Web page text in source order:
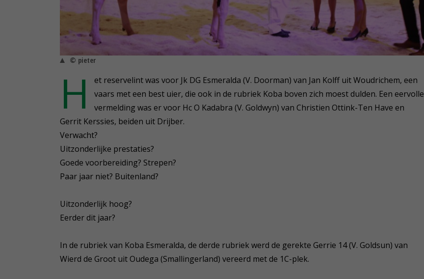
© pieter
H
et reservelint was voor Jk DG Esmeralda (V. Doorman) van Jan Kolff uit Woudrichem, een
vaars met een best uier, die ook in de rubriek Koba boven zich moest dulden. Een eervolle
vermelding was er voor Hc O Kadabra (V. Goldwyn) van Christien Ottink-Ten Have en
Gerrit Kerssies, beiden uit Drijber.
Verwacht?
Uitzonderlijke prestaties?
Goede voorbereiding? Strepen?
Paar jaar niet? Buitenland?
Uitzonderlijk hoog?
Eerder dit jaar?
In de rubriek van Koba Esmeralda, de derde rubriek werd de gerekte Gerrie 14 (V. Goldsun) van
Wierd de Groot uit Oudega (Smallingerland) vereerd met de 1C-plek.